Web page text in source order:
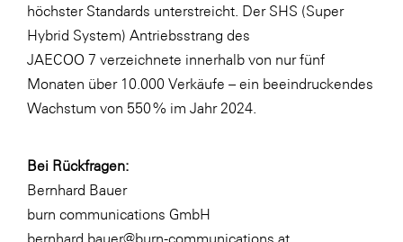
höchster Standards unterstreicht. Der SHS (Super
Hybrid System) Antriebsstrang des
JAECOO 7 verzeichnete innerhalb von nur fünf
Monaten über 10.000 Verkäufe – ein beeindruckendes
Wachstum von 550 % im Jahr 2024.
Bei Rückfragen:
Bernhard Bauer
burn communications GmbH
bernhard.bauer@burn-communications.at